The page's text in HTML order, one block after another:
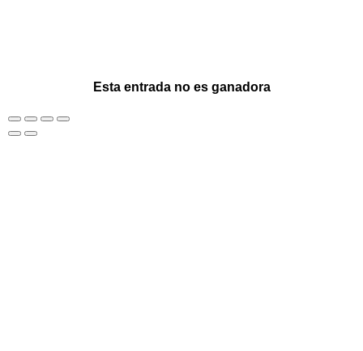
Esta entrada no es ganadora